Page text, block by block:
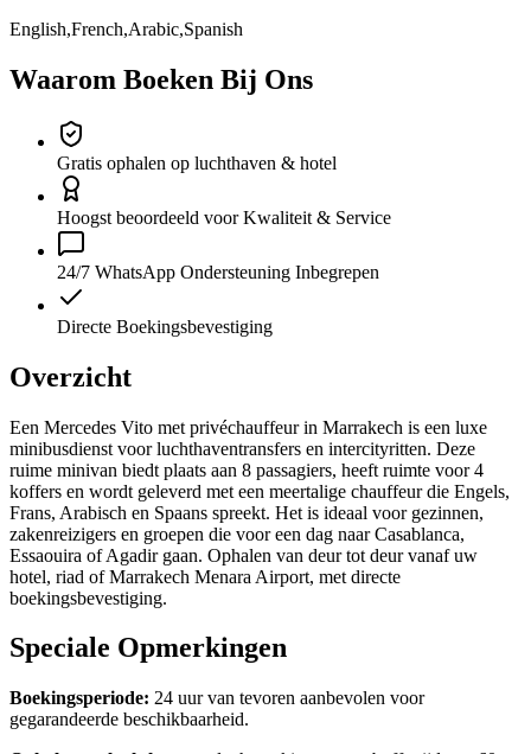
English,French,Arabic,Spanish
Waarom Boeken Bij Ons
Gratis ophalen op luchthaven & hotel
Hoogst beoordeeld voor Kwaliteit & Service
24/7 WhatsApp Ondersteuning Inbegrepen
Directe Boekingsbevestiging
Overzicht
Een Mercedes Vito met privéchauffeur in Marrakech is een luxe
minibusdienst voor luchthaventransfers en intercityritten. Deze
ruime minivan biedt plaats aan 8 passagiers, heeft ruimte voor 4
koffers en wordt geleverd met een meertalige chauffeur die Engels,
Frans, Arabisch en Spaans spreekt. Het is ideaal voor gezinnen,
zakenreizigers en groepen die voor een dag naar Casablanca,
Essaouira of Agadir gaan. Ophalen van deur tot deur vanaf uw
hotel, riad of Marrakech Menara Airport, met directe
boekingsbevestiging.
Speciale Opmerkingen
Boekingsperiode: 24 uur van tevoren aanbevolen voor
gegarandeerde beschikbaarheid.